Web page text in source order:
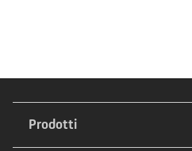
Prodotti